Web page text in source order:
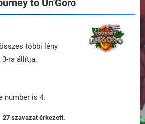
to Un'Goro
többi lény
3-ra állítja.
number is 4.
27 szavazat érkezett.